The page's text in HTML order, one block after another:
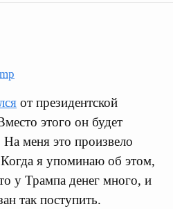
от президентской
этого он будет
меня это произвело
я упоминаю об этом,
у Трампа денег много, и
так поступить.